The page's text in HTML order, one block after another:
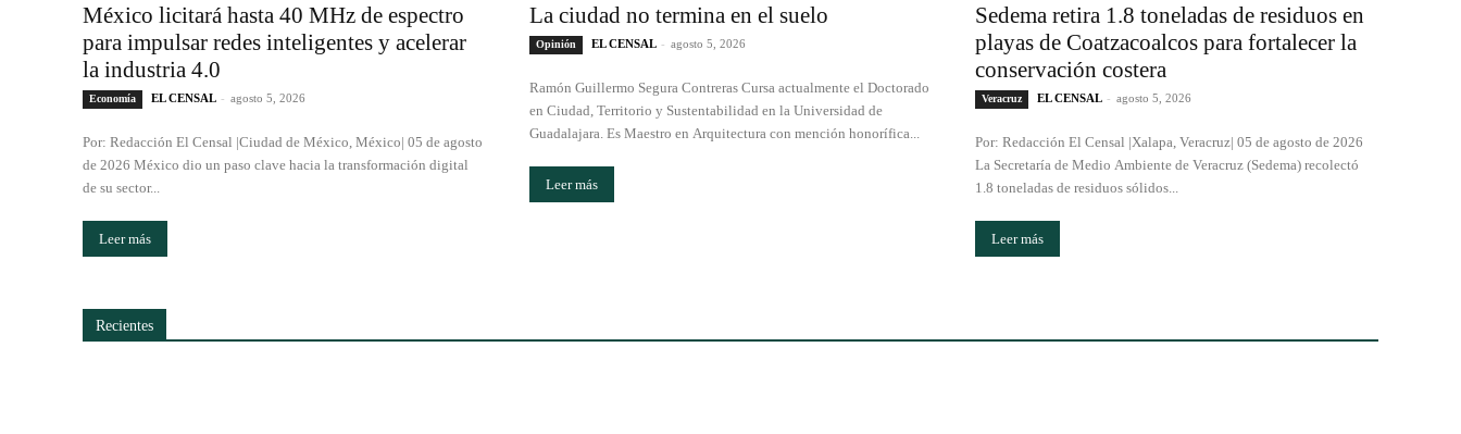
México licitará hasta 40 MHz de espectro
para impulsar redes inteligentes y acelerar
la industria 4.0
Economía EL CENSAL - agosto 5, 2026
Por: Redacción El Censal |Ciudad de México, México| 05 de agosto
de 2026 México dio un paso clave hacia la transformación digital
de su sector...
Leer más
La ciudad no termina en el suelo
Opinión EL CENSAL - agosto 5, 2026
Ramón Guillermo Segura Contreras Cursa actualmente el Doctorado
en Ciudad, Territorio y Sustentabilidad en la Universidad de
Guadalajara. Es Maestro en Arquitectura con mención honorífica...
Leer más
Sedema retira 1.8 toneladas de residuos en
playas de Coatzacoalcos para fortalecer la
conservación costera
Veracruz EL CENSAL - agosto 5, 2026
Por: Redacción El Censal |Xalapa, Veracruz| 05 de agosto de 2026
La Secretaría de Medio Ambiente de Veracruz (Sedema) recolectó
1.8 toneladas de residuos sólidos...
Leer más
Recientes